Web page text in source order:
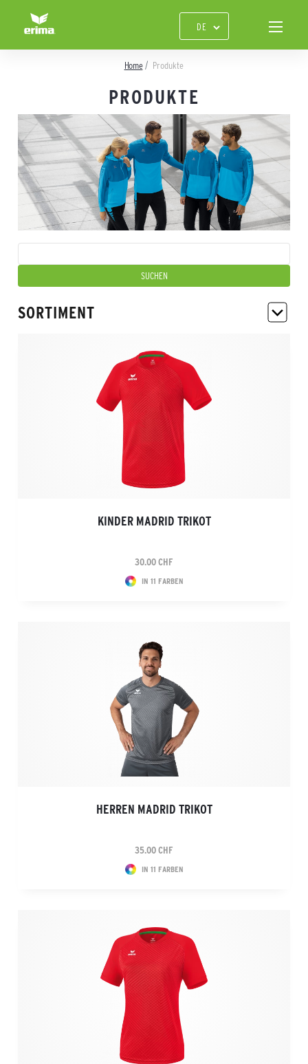
Home Produkte
PRODUKTE
SORTIMENT
KINDER MADRID TRIKOT
30.00 CHF
IN 11 FARBEN
HERREN MADRID TRIKOT
35.00 CHF
IN 11 FARBEN